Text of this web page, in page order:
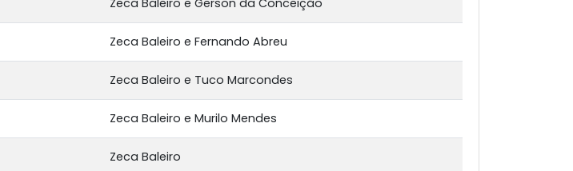
Zeca Baleiro e Gerson da Conceição
Zeca Baleiro e Fernando Abreu
Zeca Baleiro e Tuco Marcondes
Zeca Baleiro e Murilo Mendes
Zeca Baleiro